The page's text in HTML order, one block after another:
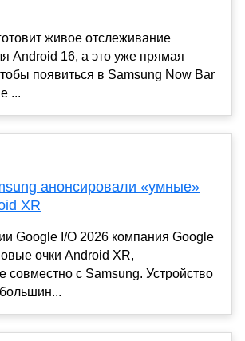
живое отслеживание
Android 16, а это уже прямая
появиться в Samsung Now Bar
...
анонсировали «умные»
XR
Google I/O 2026 компания Google
очки Android XR,
совместно с Samsung. Устройство